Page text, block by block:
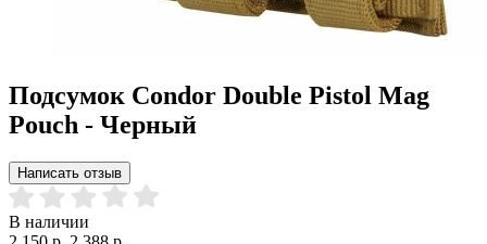
Подсумок Condor Double Pistol Mag
Pouch - Черный
Написать отзыв
В наличии